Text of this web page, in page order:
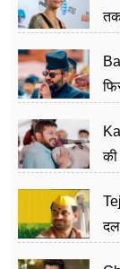
तक
की
दल